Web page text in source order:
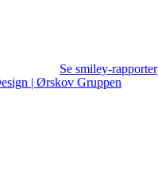
Se smiley-rapporter
| Ørskov Gruppen